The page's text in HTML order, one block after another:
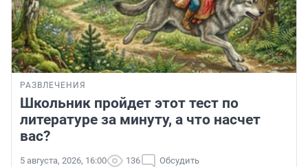
РАЗВЛЕЧЕНИЯ
Школьник пройдет этот тест по
литературе за минуту, а что насчет
вас?
5 августа, 2026, 16:00 136 Обсудить